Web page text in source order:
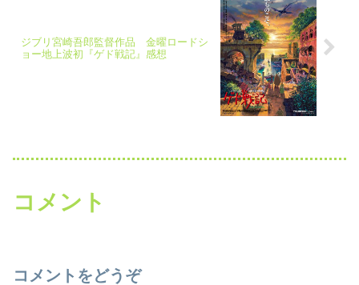
ジブリ宮崎吾郎監督作品 金曜ロードシ
ョー地上波初『ゲド戦記』感想
コメント
コメントをどうぞ